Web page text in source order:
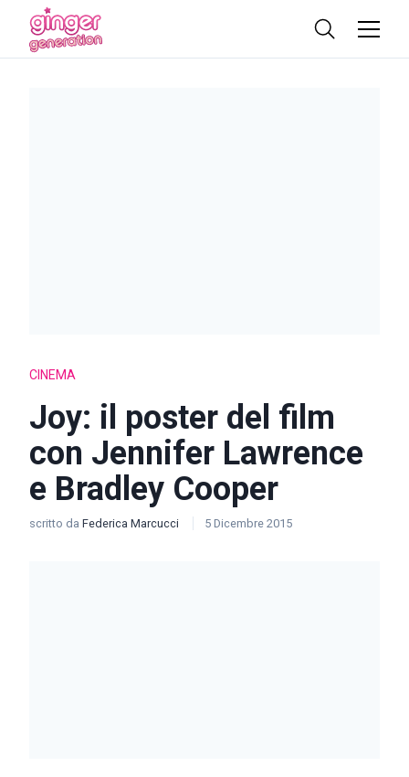
CINEMA
Joy: il poster del film
con Jennifer Lawrence
e Bradley Cooper
scritto da Federica Marcucci 5 Dicembre 2015